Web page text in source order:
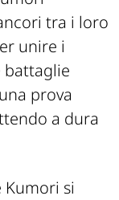
tra i loro
unire i
battaglie
prova
a dura
Kumori si